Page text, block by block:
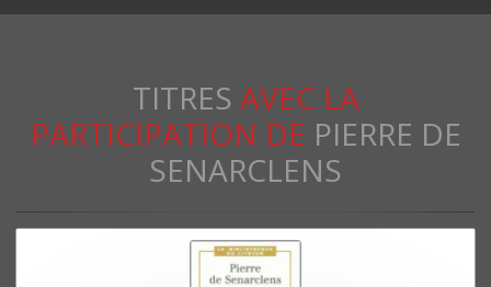
TITRES AVEC LA
PARTICIPATION DE PIERRE DE
SENARCLENS